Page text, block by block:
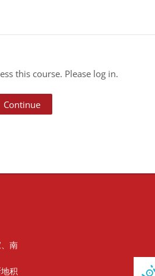
this course. Please log in.
Continue
南
积